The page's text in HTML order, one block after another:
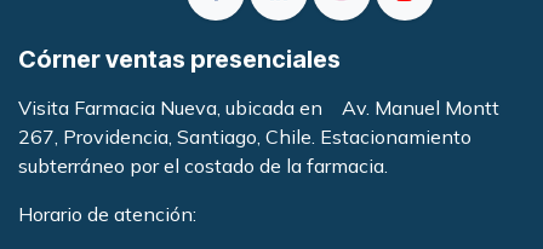
Córner ventas presenciales
Visita Farmacia Nueva, ubicada en Av. Manuel Montt
267, Providencia, Santiago, Chile. Estacionamiento
subterráneo por el costado de la farmacia.
Horario de atención: